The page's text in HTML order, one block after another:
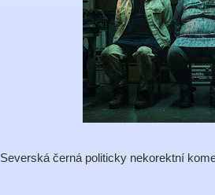
Severská černá politicky nekorektní